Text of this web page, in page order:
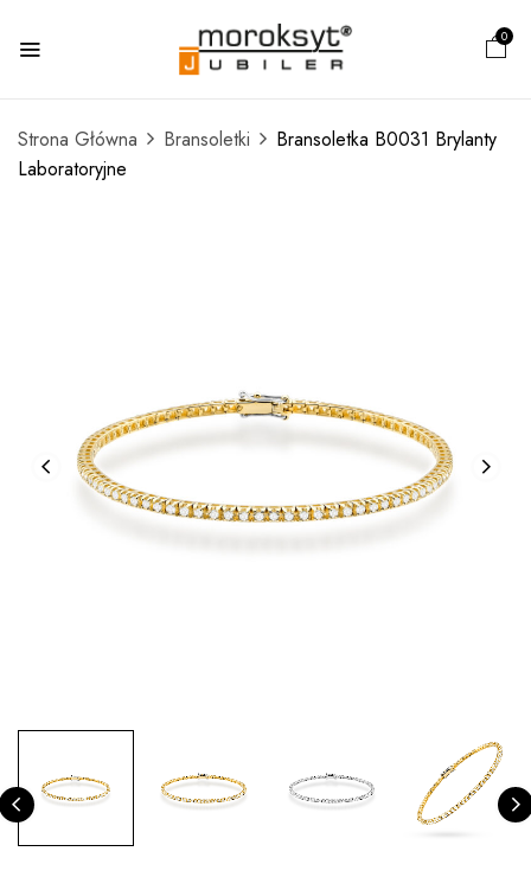
0
Strona Główna Bransoletki
Bransoletka B0031 Brylanty
Laboratoryjne